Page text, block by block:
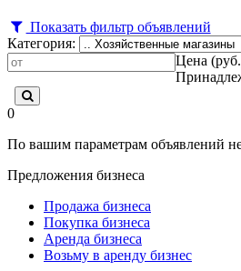
Показать фильтр объявлений
Категория:
Цена
0
По вашим параметрам объявлений
Предложения бизнеса
Продажа бизнеса
Покупка бизнеса
Аренда бизнеса
Возьму в аренду бизнес